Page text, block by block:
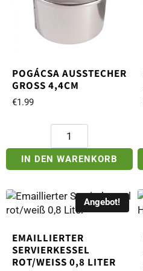
POGÁCSA AUSSTECHER
GROSS 4,4CM
€1.99
Pogácsa
Ausstecher
groß
4,4cm
IN DEN WARENKORB
Angebot!
EMAILLIERTER
SERVIERKESSEL
ROT/WEISS 0,8 LITER